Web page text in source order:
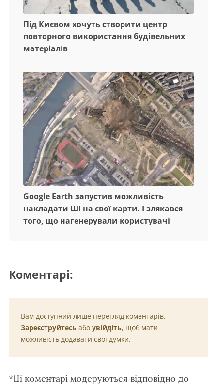
Під Києвом хочуть створити центр
повторного використання будівельних
матеріалів
Google Earth запустив можливість
накладати ШІ на свої карти. І злякався
того, що нагенерували користувачі
Коментарі:
Вам доступний лише перегляд коментарів.
Зареєструйтесь або увійдіть, щоб мати
можливість додавати свої думки.
*Ці коментарі модеруються відповідно до